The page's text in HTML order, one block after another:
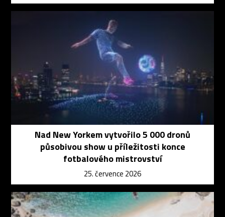
Nad New Yorkem vytvořilo 5 000 dronů
působivou show u příležitosti konce
fotbalového mistrovství
25. července 2026